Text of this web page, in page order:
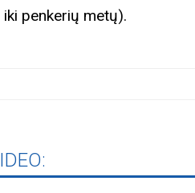
rugpjūčio mėnesį
penkerių metų).